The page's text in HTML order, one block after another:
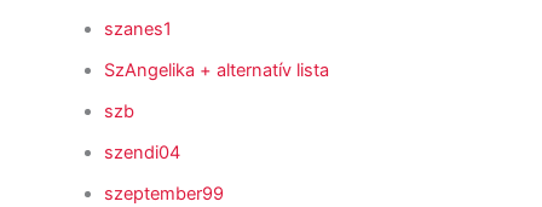
szanes1
SzAngelika + alternatív lista
szb
szendi04
szeptember99